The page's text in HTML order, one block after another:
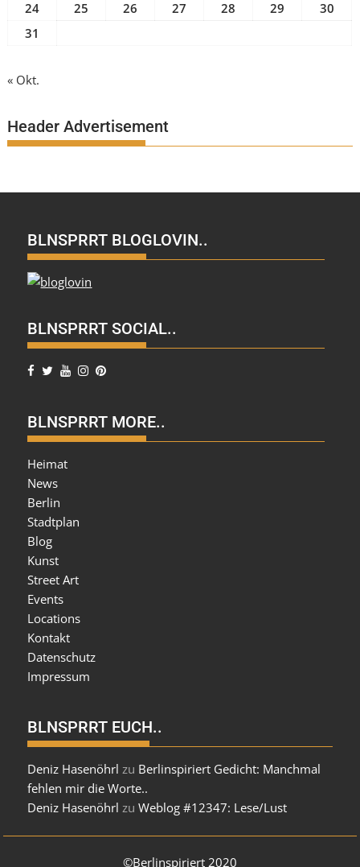
24
25 26 27 28 29
30
31
« Okt.
Header Advertisement
BLNSPRRT BLOGLOVIN..
BLNSPRRT SOCIAL..
BLNSPRRT MORE..
Heimat
News
Berlin
Stadtplan
Blog
Kunst
Street Art
Events
Locations
Kontakt
Datenschutz
Impressum
BLNSPRRT EUCH..
Deniz Hasenöhrl zu Berlinspiriert Gedicht: Manchmal
fehlen mir die Worte..
Deniz Hasenöhrl zuWeblog #12347: Lese/Lust
©Berlinspiriert 2020